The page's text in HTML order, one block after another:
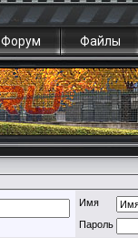
Форум Файлы
Имя
Пароль